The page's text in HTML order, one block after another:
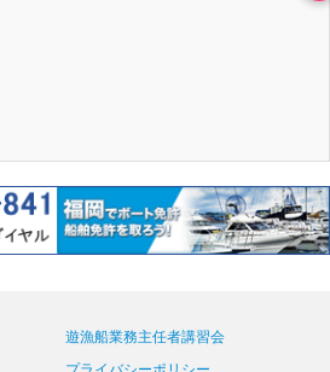
遊漁船業務主任者講習会